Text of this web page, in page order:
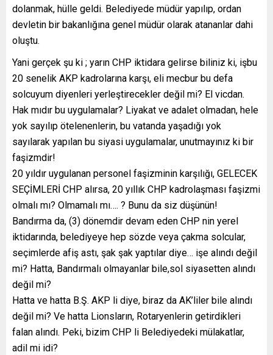
dolanmak, hülle geldi. Belediyede müdür yapılıp, ordan
devletin bir bakanlığına genel müdür olarak atananlar dahi
oluştu.
Yani gerçek şu ki ; yarın CHP iktidara gelirse biliniz ki, işbu
20 senelik AKP kadrolarına karşı, eli mecbur bu defa
solcuyum diyenleri yerleştirecekler değil mi? El vicdan.
Hak mıdır bu uygulamalar? Liyakat ve adalet olmadan, hele
yok sayılıp ötelenenlerin, bu vatanda yaşadığı yok
sayılarak yapılan bu siyasi uygulamalar, unutmayınız ki bir
faşizmdir!
20 yıldır uygulanan personel faşizminin karşılığı, GELECEK
SEÇİMLERİ CHP alırsa, 20 yıllık CHP kadrolaşması faşizmi
olmalı mı? Olmamalı mı…. ? Bunu da siz düşünün!
Bandırma da, (3) dönemdir devam eden CHP nin yerel
iktidarında, belediyeye hep sözde veya çakma solcular,
seçimlerde afiş astı, şak şak yaptılar diye… işe alındı değil
mi? Hatta, Bandırmalı olmayanlar bile,sol siyasetten alındı
değil mi?
Hatta ve hatta B.Ş. AKP li diye, biraz da AK’liler bile alındı
değil mi? Ve hatta Lionsların, Rotaryenlerin getirdikleri
falan alındı. Peki, bizim CHP li Belediyedeki mülakatlar,
adil mi idi?